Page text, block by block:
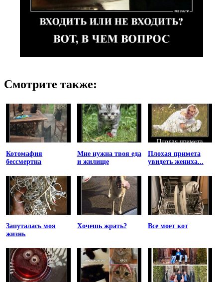
Смотрите также:
Котомафия
бессмертна
Мне нужна твоя еда
и жилище
Плохая примета
увидеть жениха...
Запуталась моя
жизнь
Хочешь жрать? Все моет кот